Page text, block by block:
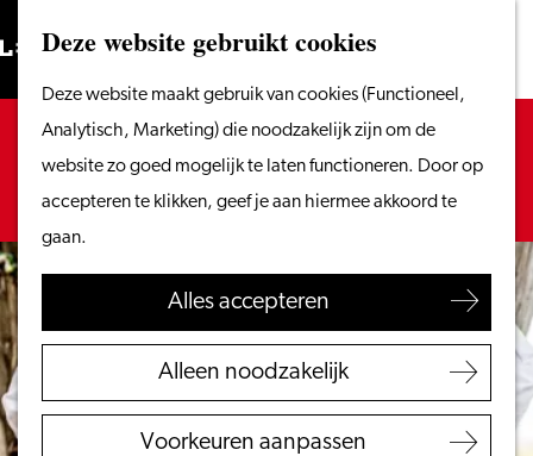
Deze website gebruikt cookies
Deze website maakt gebruik van cookies (Functioneel,
Analytisch, Marketing) die noodzakelijk zijn om de
website zo goed mogelijk te laten functioneren. Door op
accepteren te klikken, geef je aan hiermee akkoord te
gaan.
Alles accepteren
Alleen noodzakelijk
Voorkeuren aanpassen
Ga
naar
homepage
Menu
ZoekenVanaf het water
wandelen
Winkelen
Eten & drinken
Met kinderen
VVV Leiden
Bereikbaarheid
Zoeken
Sorry, deze activiteit is niet meer beschikbaar.
Bekijk hetactuele aanbodvoor de beschikbare
opties.